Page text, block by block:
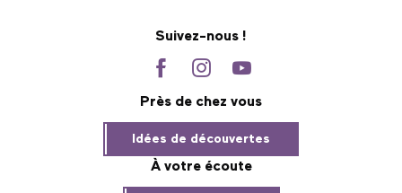
Suivez-nous !
Près de chez vous
Idées de découvertes
À votre écoute